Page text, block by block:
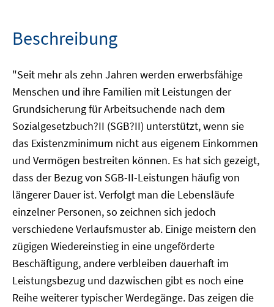
Beschreibung
"Seit mehr als zehn Jahren werden erwerbsfähige
Menschen und ihre Familien mit Leistungen der
Grundsicherung für Arbeitsuchende nach dem
Sozialgesetzbuch?II (SGB?II) unterstützt, wenn sie
das Existenzminimum nicht aus eigenem Einkommen
und Vermögen bestreiten können. Es hat sich gezeigt,
dass der Bezug von SGB-II-Leistungen häufig von
längerer Dauer ist. Verfolgt man die Lebensläufe
einzelner Personen, so zeichnen sich jedoch
verschiedene Verlaufsmuster ab. Einige meistern den
zügigen Wiedereinstieg in eine ungeförderte
Beschäftigung, andere verbleiben dauerhaft im
Leistungsbezug und dazwischen gibt es noch eine
Reihe weiterer typischer Werdegänge. Das zeigen die